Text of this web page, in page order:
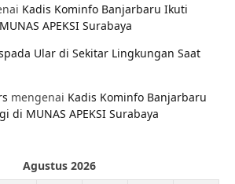
Kadis Kominfo Banjarbaru Ikuti
APEKSI Surabaya
Ular di Sekitar Lingkungan Saat
mengenai Kadis Kominfo Banjarbaru
di MUNAS APEKSI Surabaya
Agustus 2026